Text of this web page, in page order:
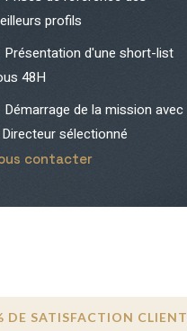
profils
Présentation d'une short-list
48H
Démarrage de la mission avec
sélectionné
contacter
DE SATISFACTION CLIENT